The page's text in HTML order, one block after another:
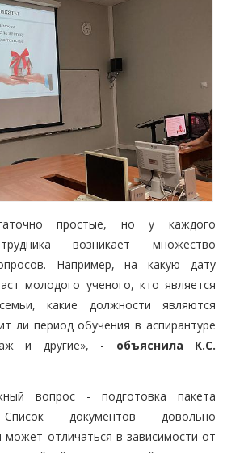
простые, но у каждого
возникает множество
Например, на какую дату
молодого ученого, кто является
какие должности являются
ли период обучения в аспирантуре
и другие», - объяснила К.С.
вопрос - подготовка пакета
документов довольно
может отличаться в зависимости от